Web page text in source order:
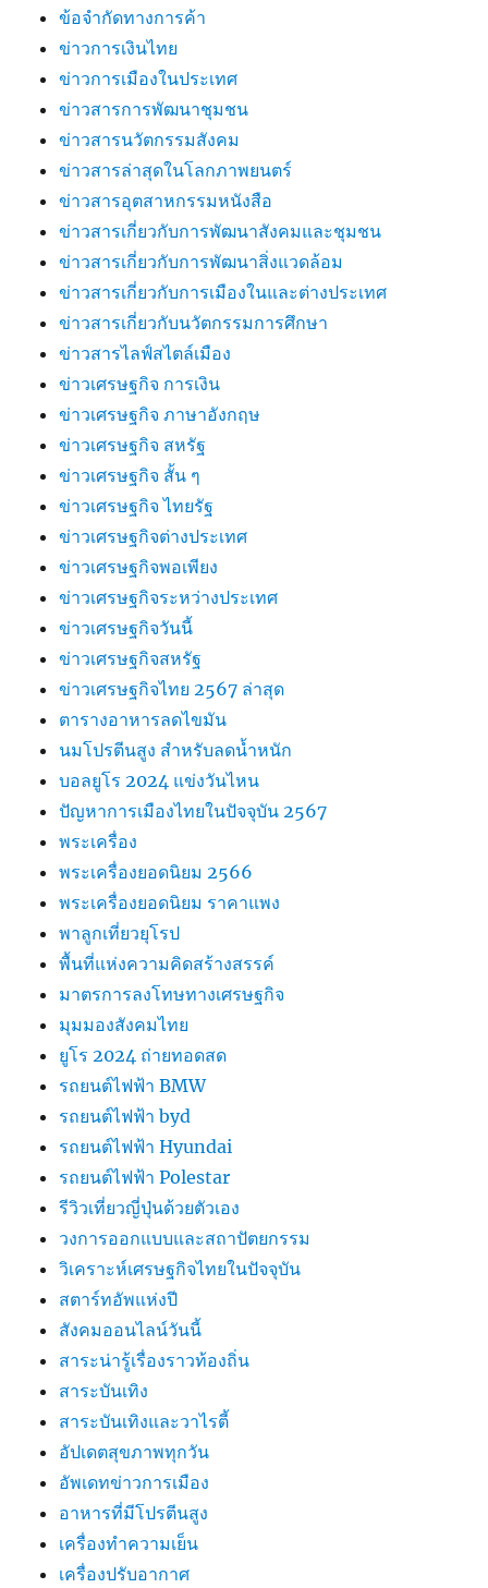
ข้อจำกัดทางการค้า
ข่าวการเงินไทย
ข่าวการเมืองในประเทศ
ข่าวสารการพัฒนาชุมชน
ข่าวสารนวัตกรรมสังคม
ข่าวสารล่าสุดในโลกภาพยนตร์
ข่าวสารอุตสาหกรรมหนังสือ
ข่าวสารเกี่ยวกับการพัฒนาสังคมและชุมชน
ข่าวสารเกี่ยวกับการพัฒนาสิ่งแวดล้อม
ข่าวสารเกี่ยวกับการเมืองในและต่างประเทศ
ข่าวสารเกี่ยวกับนวัตกรรมการศึกษา
ข่าวสารไลฟ์สไตล์เมือง
ข่าวเศรษฐกิจ การเงิน
ข่าวเศรษฐกิจ ภาษาอังกฤษ
ข่าวเศรษฐกิจ สหรัฐ
ข่าวเศรษฐกิจ สั้น ๆ
ข่าวเศรษฐกิจ ไทยรัฐ
ข่าวเศรษฐกิจต่างประเทศ
ข่าวเศรษฐกิจพอเพียง
ข่าวเศรษฐกิจระหว่างประเทศ
ข่าวเศรษฐกิจวันนี้
ข่าวเศรษฐกิจสหรัฐ
ข่าวเศรษฐกิจไทย 2567 ล่าสุด
ตารางอาหารลดไขมัน
นมโปรตีนสูง สำหรับลดน้ำหนัก
บอลยูโร 2024 แข่งวันไหน
ปัญหาการเมืองไทยในปัจจุบัน 2567
พระเครื่อง
พระเครื่องยอดนิยม 2566
พระเครื่องยอดนิยม ราคาแพง
พาลูกเที่ยวยุโรป
พื้นที่แห่งความคิดสร้างสรรค์
มาตรการลงโทษทางเศรษฐกิจ
มุมมองสังคมไทย
ยูโร 2024 ถ่ายทอดสด
รถยนต์ไฟฟ้า BMW
รถยนต์ไฟฟ้า byd
รถยนต์ไฟฟ้า Hyundai
รถยนต์ไฟฟ้า Polestar
รีวิวเที่ยวญี่ปุ่นด้วยตัวเอง
วงการออกแบบและสถาปัตยกรรม
วิเคราะห์เศรษฐกิจไทยในปัจจุบัน
สตาร์ทอัพแห่งปี
สังคมออนไลน์วันนี้
สาระน่ารู้เรื่องราวท้องถิ่น
สาระบันเทิง
สาระบันเทิงและวาไรตี้
อัปเดตสุขภาพทุกวัน
อัพเดทข่าวการเมือง
อาหารที่มีโปรตีนสูง
เครื่องทำความเย็น
เครื่องปรับอากาศ